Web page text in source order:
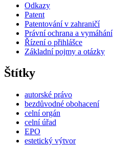
Odkazy
Patent
Patentování v zahraničí
Právní ochrana a vymáhání
Řízení o přihlášce
Základní pojmy a otázky
Štítky
autorské právo
bezdůvodné obohacení
celní orgán
celní úřad
EPO
estetický výtvor